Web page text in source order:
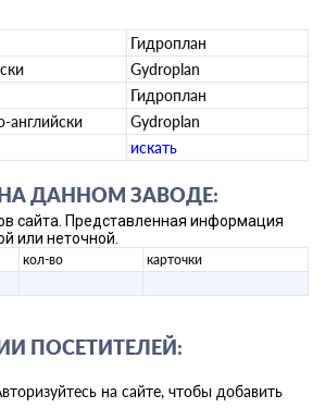
Гидроплан
Gydroplan
Гидроплан
английски
Gydroplan
искать
ДАННОМ ЗАВОДЕ:
сайта. Представленная информация
или неточной.
кол-во
карточки
ПОСЕТИТЕЛЕЙ:
на сайте, чтобы добавить